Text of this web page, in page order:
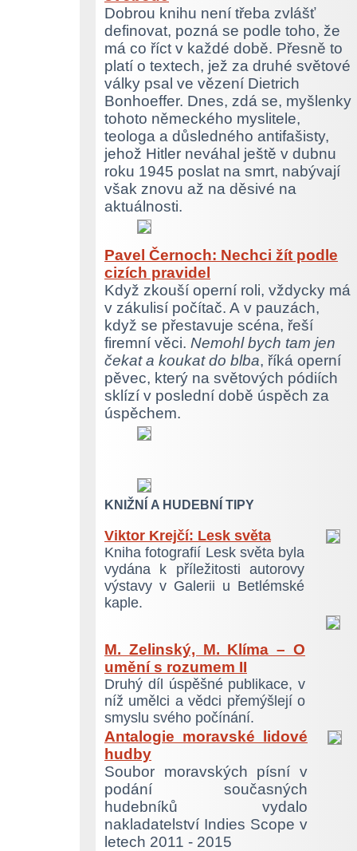
Dobrou knihu není třeba zvlášť
definovat, pozná se podle toho, že
má co říct v každé době. Přesně to
platí o textech, jež za druhé světové
války psal ve vězení Dietrich
Bonhoeffer. Dnes, zdá se, myšlenky
tohoto německého myslitele,
teologa a důsledného antifašisty,
jehož Hitler neváhal ještě v dubnu
roku 1945 poslat na smrt, nabývají
však znovu až na děsivé na
aktuálnosti.
Pavel Černoch: Nechci žít podle
cizích pravidel
Když zkouší operní roli, vždycky má
v zákulisí počítač. A v pauzách,
když se přestavuje scéna, řeší
firemní věci. Nemohl bych tam jen
čekat a koukat do blba, říká operní
pěvec, který na světových pódiích
sklízí v poslední době úspěch za
úspěchem.
KNIŽNÍ A HUDEBNÍ TIPY
Viktor Krejčí: Lesk světa
Kniha fotografií Lesk světa byla
vydána k příležitosti autorovy
výstavy v Galerii u Betlémské
kaple.
M. Zelinský, M. Klíma – O
umění s rozumem II
Druhý díl úspěšné publikace, v
níž umělci a vědci přemýšlejí o
smyslu svého počínání.
Antalogie moravské lidové
hudby
Soubor moravských písní v
podání současných
hudebníků vydalo
nakladatelství Indies Scope v
letech 2011 - 2015